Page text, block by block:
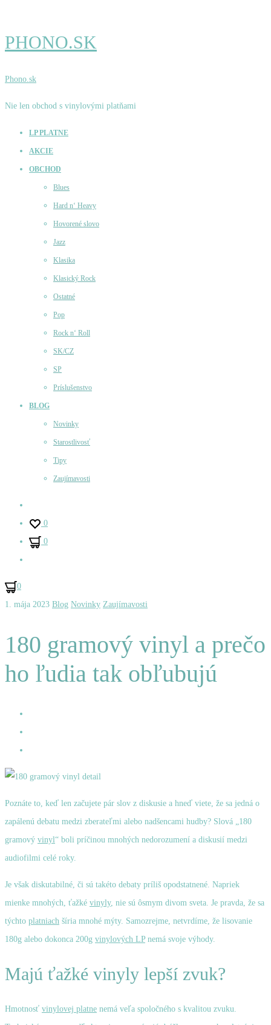
PHONO.SK
Phono.sk
Nie len obchod s vinylovými platňami
LP PLATNE
AKCIE
OBCHOD
Blues
Hard n‘ Heavy
Hovorené slovo
Jazz
Klasika
Klasický Rock
Ostatné
Pop
Rock n‘ Roll
SK/CZ
SP
Príslušenstvo
BLOG
Novinky
Starostlivosť
Tipy
Zaujímavosti
0
0
0
1. mája 2023 Blog Novinky Zaujímavosti
180 gramový vinyl a prečo
ho ľudia tak obľubujú
Poznáte to, keď len začujete pár slov z diskusie a hneď viete, že sa jedná o
zapálenú debatu medzi zberateľmi alebo nadšencami hudby? Slová „180
gramový vinyl“ boli príčinou mnohých nedorozumení a diskusií medzi
audiofilmi celé roky.
Je však diskutabilné, či sú takéto debaty príliš opodstatnené. Napriek
mienke mnohých, ťažké vinyly, nie sú ôsmym divom sveta. Je pravda, že sa
týchto platniach šíria mnohé mýty. Samozrejme, netvrdíme, že lisovanie
180g alebo dokonca 200g vinylových LP nemá svoje výhody.
Majú ťažké vinyly lepší zvuk?
Hmotnosť vinylovej platne nemá veľa spoločného s kvalitou zvuku.